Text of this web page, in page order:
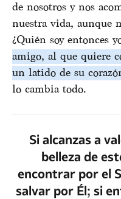
de nosotros y nos
nuestra vida, aunque
¿Quién soy entonces
amigo, al que quiere
un latido de su
lo cambia todo.
Si alcanzas a
belleza de
encontrar por el
salvar por Él; si